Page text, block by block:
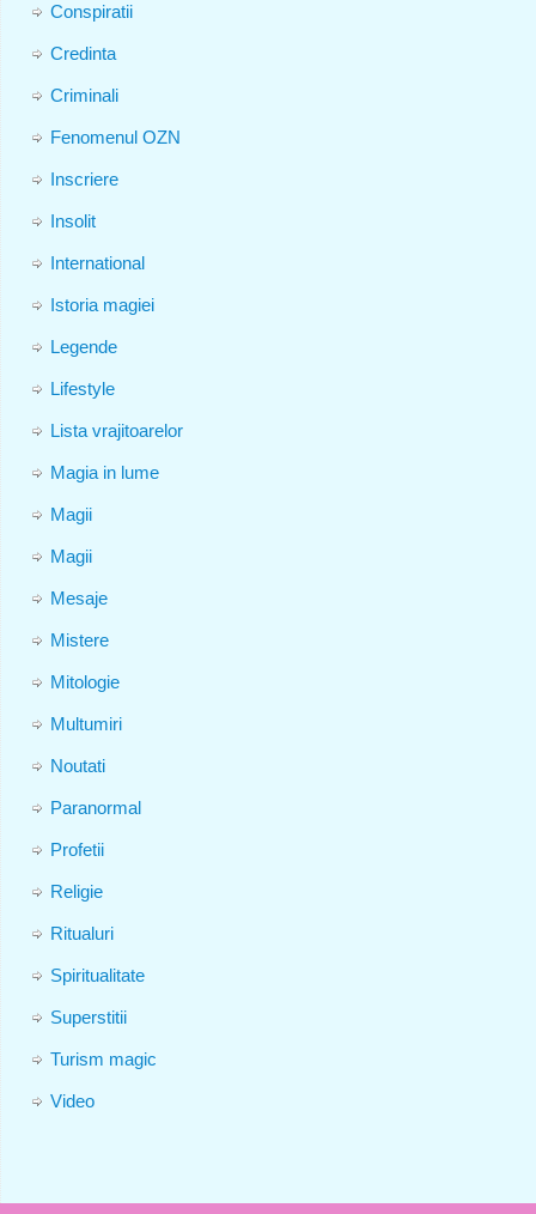
Conspiratii
Credinta
Criminali
Fenomenul OZN
Inscriere
Insolit
International
Istoria magiei
Legende
Lifestyle
Lista vrajitoarelor
Magia in lume
Magii
Magii
Mesaje
Mistere
Mitologie
Multumiri
Noutati
Paranormal
Profetii
Religie
Ritualuri
Spiritualitate
Superstitii
Turism magic
Video